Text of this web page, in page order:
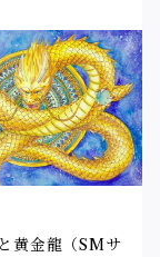
黄金龍（SMサ